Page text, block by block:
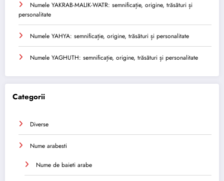
Numele YAKRAB-MALIK-WATR: semnificație, origine, trăsături și
personalitate
Numele YAHYA: semnificație, origine, trăsături și personalitate
Numele YAGHUTH: semnificație, origine, trăsături și personalitate
Categorii
Diverse
Nume arabesti
Nume de baieti arabe